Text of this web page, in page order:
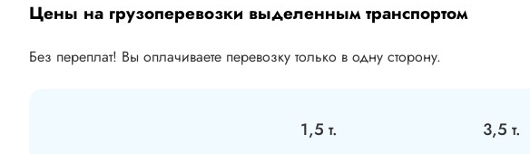
Цены на грузоперевозки выделенным транспортом
Без переплат! Вы оплачиваете перевозку только в одну сторону.
1,5 т. 3,5 т.